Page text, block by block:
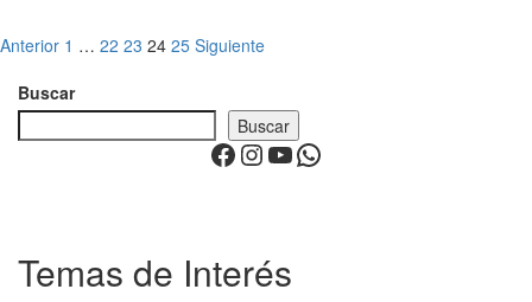
Paginación
de
entradas
Anterior 1 … 22 23 24 25 Siguiente
Buscar
Buscar
Facebook
Instagram
YouTube
WhatsApp
Temas de Interés